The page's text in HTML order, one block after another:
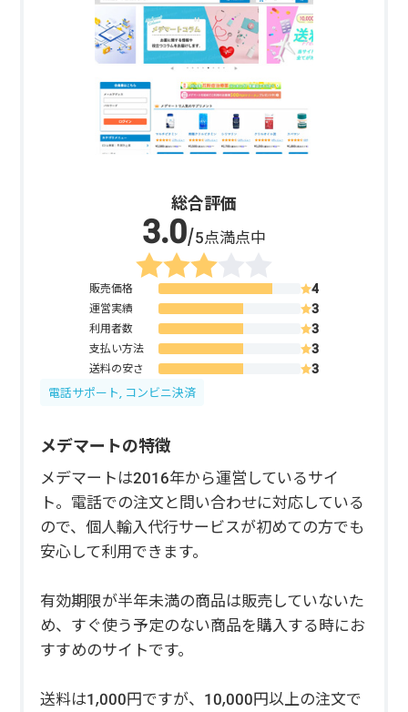
総合評価
/5点満点中
販売価格
運営実績
利用者数
支払い方法
送料の安さ
電話サポート, コンビニ決済
メデマートの特徴
メデマートは2016年から運営しているサイ
ト。電話での注文と問い合わせに対応している
ので、個人輸入代行サービスが初めての方でも
安心して利用できます。
有効期限が半年未満の商品は販売していないた
め、すぐ使う予定のない商品を購入する時にお
すすめのサイトです。
送料は1,000円ですが、10,000円以上の注文で